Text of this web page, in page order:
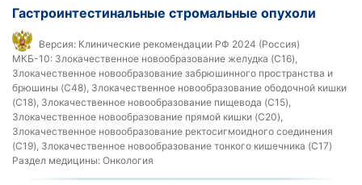
Гастроинтестинальные стромальные опухоли
Версия: Клинические рекомендации РФ 2024 (Россия)
МКБ-10: Злокачественное новообразование желудка (C16),
Злокачественное новообразование забрюшинного пространства и
брюшины (C48), Злокачественное новообразование ободочной кишки
(C18), Злокачественное новообразование пищевода (C15),
Злокачественное новообразование прямой кишки (C20),
Злокачественное новообразование ректосигмоидного соединения
(C19), Злокачественное новообразование тонкого кишечника (C17)
Раздел медицины: Онкология